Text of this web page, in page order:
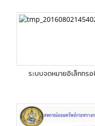
ระบบจดหมายอิเล็กทร